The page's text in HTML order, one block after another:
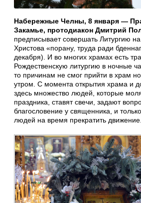
Набережные Челны, 8 января —
Закамье, протодиакон Дмитрий
предписывает совершать Литургию
Христова «порану, труда ради
декабря). И во многих храмах есть
Рождественскую литургию в ночные
то причинам не смог прийти в храм
утром. С момента открытия храма и
здесь множество людей, которые
праздника, ставят свечи, задают
благословение у священника, и
людей на время прекратить движение.